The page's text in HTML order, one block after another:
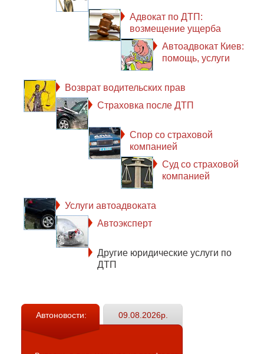
Адвокат по ДТП:
возмещение ущерба
Автоадвокат Киев:
помощь, услуги
Возврат водительских прав
Страховка после ДТП
Спор со страховой
компанией
Суд со страховой
компанией
Услуги автоадвоката
Автоэксперт
Другие юридические услуги по
ДТП
Автоновости: 09.08.2026р.